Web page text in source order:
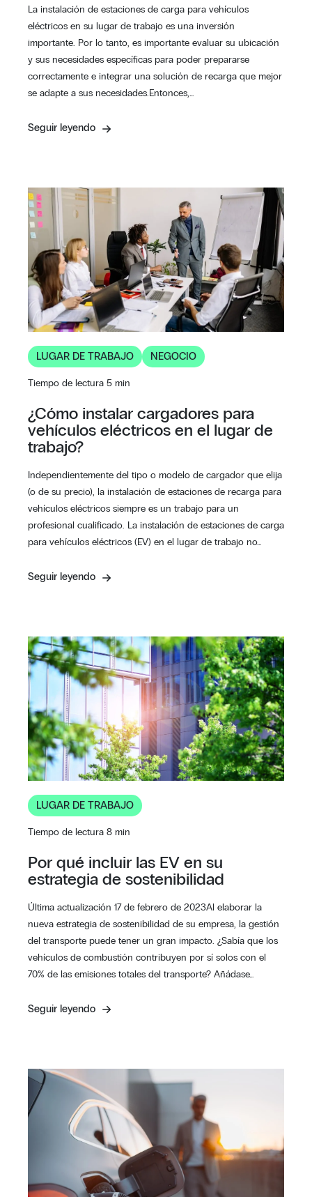
La instalación de estaciones de carga para vehículos
eléctricos en su lugar de trabajo es una inversión
importante. Por lo tanto, es importante evaluar su ubicación
y sus necesidades específicas para poder prepararse
correctamente e integrar una solución de recarga que mejor
se adapte a sus necesidades.Entonces,…
Seguir leyendo
LUGAR DE TRABAJO NEGOCIO
Tiempo de lectura 5 min
¿Cómo instalar cargadores para
vehículos eléctricos en el lugar de
trabajo?
Independientemente del tipo o modelo de cargador que elija
(o de su precio), la instalación de estaciones de recarga para
vehículos eléctricos siempre es un trabajo para un
profesional cualificado. La instalación de estaciones de carga
para vehículos eléctricos (EV) en el lugar de trabajo no…
Seguir leyendo
LUGAR DE TRABAJO
Tiempo de lectura 8 min
Por qué incluir las EV en su
estrategia de sostenibilidad
Última actualización 17 de febrero de 2023Al elaborar la
nueva estrategia de sostenibilidad de su empresa, la gestión
del transporte puede tener un gran impacto. ¿Sabía que los
vehículos de combustión contribuyen por sí solos con el
70% de las emisiones totales del transporte? Añádase…
Seguir leyendo